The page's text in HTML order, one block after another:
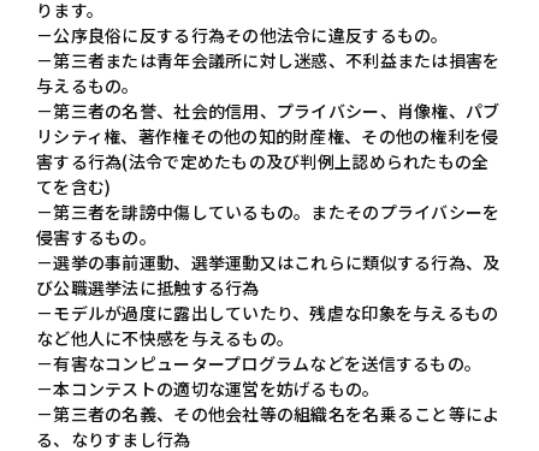
ります。
－公序良俗に反する行為その他法令に違反するもの。
－第三者または青年会議所に対し迷惑、不利益または損害を
与えるもの。
－第三者の名誉、社会的信用、プライバシー、肖像権、パブ
リシティ権、著作権その他の知的財産権、その他の権利を侵
害する行為(法令で定めたもの及び判例上認められたもの全
てを含む)
－第三者を誹謗中傷しているもの。またそのプライバシーを
侵害するもの。
－選挙の事前運動、選挙運動又はこれらに類似する行為、及
び公職選挙法に抵触する行為
－モデルが過度に露出していたり、残虐な印象を与えるもの
など他人に不快感を与えるもの。
－有害なコンピュータープログラムなどを送信するもの。
－本コンテストの適切な運営を妨げるもの。
－第三者の名義、その他会社等の組織名を名乗ること等によ
る、なりすまし行為